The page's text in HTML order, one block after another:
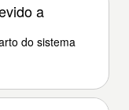
a
do sistema